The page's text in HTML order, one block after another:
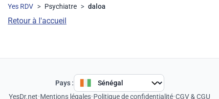
Yes RDV > Psychiatre > daloa
Retour à l'accueil
Pays :
YesDr.net•Mentions légales•Politique de confidentialité•CGV & CGU